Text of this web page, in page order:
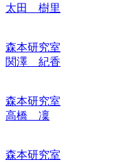
太田 樹里
森本研究室
関澤 紀香
森本研究室
高橋 凜
森本研究室